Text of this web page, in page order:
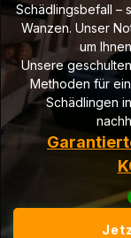
Schädlingsbefall –
Wanzen. Unser
um
Unsere
Methoden für
Schädlingen